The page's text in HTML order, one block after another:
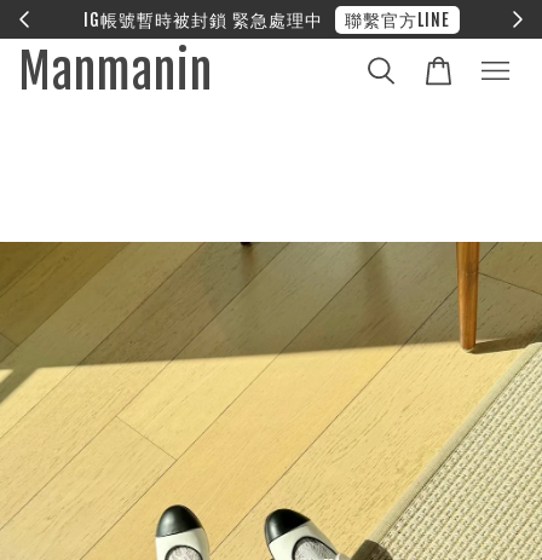
❤︎ 全館滿兩萬享免運
Manmanin